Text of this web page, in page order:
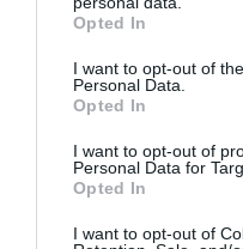
Opted In
I want to opt-out of
Personal Data.
Opted In
I want to opt-out of
Personal Data for
Opted In
I want to opt-out of